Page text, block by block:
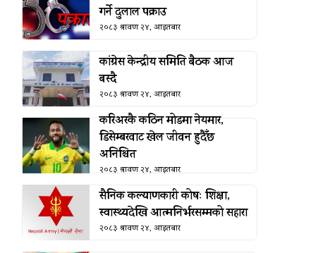
गर्ने दुलाल पक्राउ
२०८३ श्रावण २४, आइतबार
कांग्रेस केन्द्रीय समिति बैठक आज
बस्दै
२०८३ श्रावण २४, आइतबार
करिअरकै कठिन मोडमा नेयमार,
डिसेम्बरवाट खेल जीवन हुदैँछ
अनिश्चित
२०८३ श्रावण २४, आइतबार
सैनिक कल्याणकारी कोषः शिक्षा,
स्वास्थ्यदेखि आत्मनिर्भरसम्मको सहारा
२०८३ श्रावण २४, आइतबार